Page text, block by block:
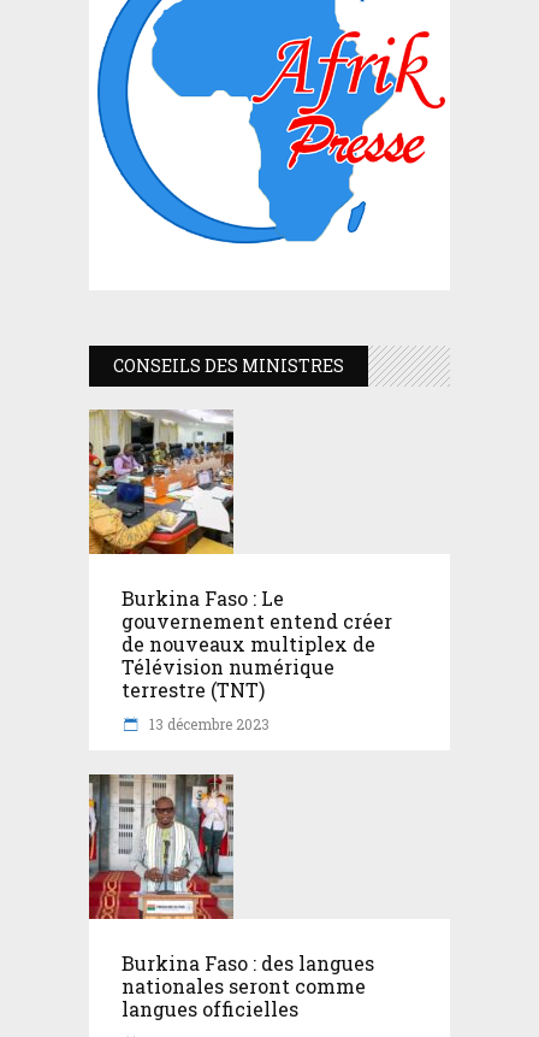
CONSEILS DES MINISTRES
Burkina Faso : Le
gouvernement entend créer
de nouveaux multiplex de
Télévision numérique
terrestre (TNT)
13 décembre 2023
Burkina Faso : des langues
nationales seront comme
langues officielles